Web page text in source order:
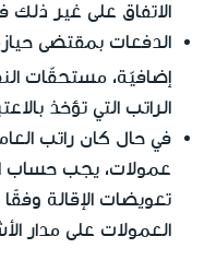
الاتفاق على غير ذلك
الدفعات بمقتضى
إضافيّة، مستحقّات
الراتب التي تؤخذ
في حال كان راتب
عمولات، يجب حساب
تعويضات الإقالة
العمولات على مدار الأشهر ال-12